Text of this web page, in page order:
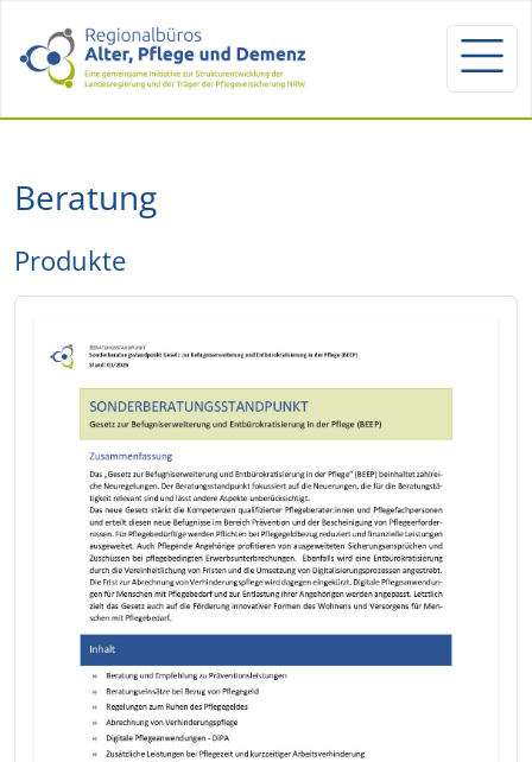
Beratung
Produkte